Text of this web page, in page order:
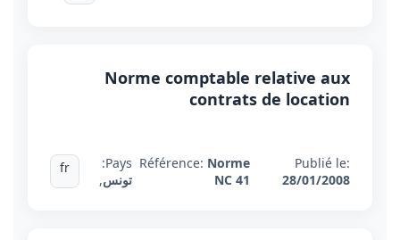
Norme comptable relative aux
contrats de location
Publié le:
28/01/2008
Référence: Norme
NC 41
Pays:
تونس,
fr